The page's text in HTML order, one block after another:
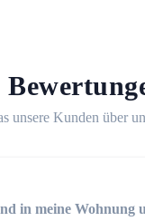
unsere Kunden über
in meine Wohnung